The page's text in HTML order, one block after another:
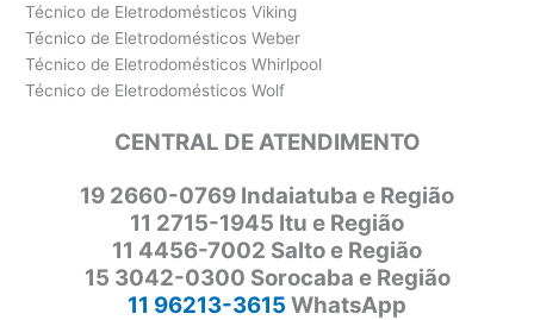
Técnico de Eletrodomésticos Viking
Técnico de Eletrodomésticos Weber
Técnico de Eletrodomésticos Whirlpool
Técnico de Eletrodomésticos Wolf
CENTRAL DE ATENDIMENTO
19 2660-0769 Indaiatuba e Região
11 2715-1945 Itu e Região
11 4456-7002 Salto e Região
15 3042-0300 Sorocaba e Região
11 96213-3615 WhatsApp